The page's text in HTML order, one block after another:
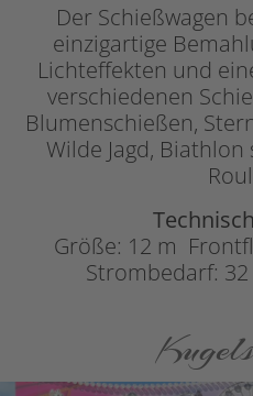
Der Schießwagen
einzigartige
Lichteffekten und
verschiedenen
Blumenschießen,
Wilde Jagd,
Größe: 12 m
Strombedarf: